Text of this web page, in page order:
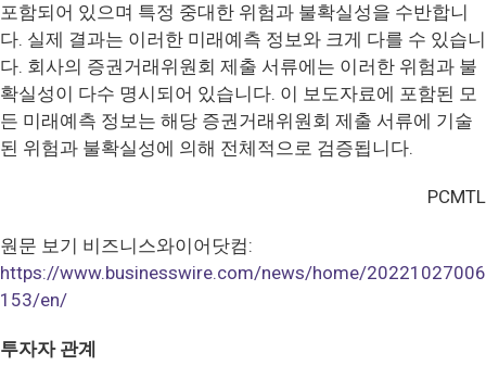
포함되어 있으며 특정 중대한 위험과 불확실성을 수반합니
다. 실제 결과는 이러한 미래예측 정보와 크게 다를 수 있습니
다. 회사의 증권거래위원회 제출 서류에는 이러한 위험과 불
확실성이 다수 명시되어 있습니다. 이 보도자료에 포함된 모
든 미래예측 정보는 해당 증권거래위원회 제출 서류에 기술
된 위험과 불확실성에 의해 전체적으로 검증됩니다.
PCMTL
원문 보기 비즈니스와이어닷컴:
https://www.businesswire.com/news/home/20221027006
153/en/
투자자 관계